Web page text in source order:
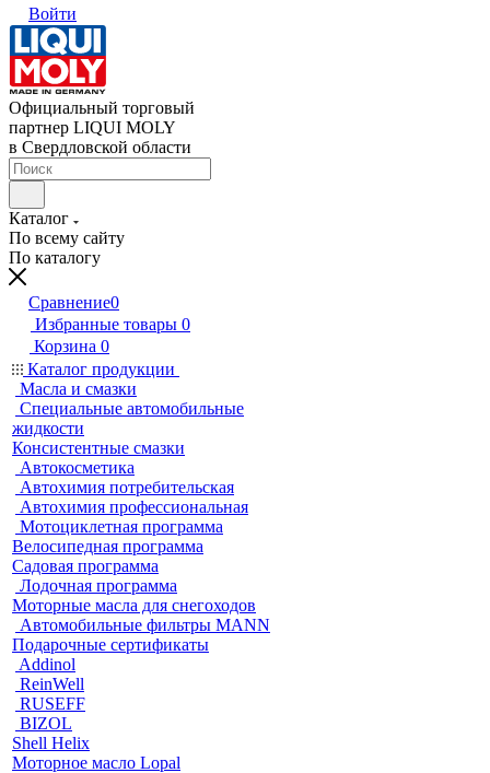
Войти
Официальный торговый
партнер LIQUI MOLY
в Свердловской области
Каталог
По всему сайту
По каталогу
Сравнение0
Избранные товары 0
Корзина 0
Каталог продукции
Масла и смазки
Специальные автомобильные
жидкости
Консистентные смазки
Автокосметика
Автохимия потребительская
Автохимия профессиональная
Мотоциклетная программа
Велосипедная программа
Садовая программа
Лодочная программа
Моторные масла для снегоходов
Автомобильные фильтры MANN
Подарочные сертификаты
Addinol
ReinWell
RUSEFF
BIZOL
Shell Helix
Моторное масло Lopal